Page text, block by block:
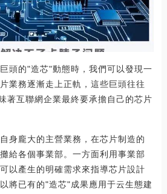
頭的"造芯"動態時，我們可以發現一
業務逐漸走上正軌，這些巨頭往往
著互聯網企業最終要承擔自己的芯片
身龐大的主營業務，在芯片制造的
給各個事業部。一方面利用事業部
以產生的明確需求來指導芯片設計
將已有的"造芯"成果應用于云生態建